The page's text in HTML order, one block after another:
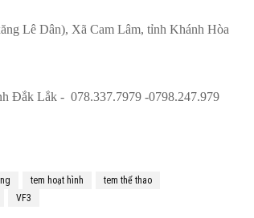
Lê Dân), Xã Cam Lâm, tỉnh Khánh Hòa
Đắk Lắk - 078.337.7979 -0798.247.979
tem hoạt hình
tem thể thao
VF3